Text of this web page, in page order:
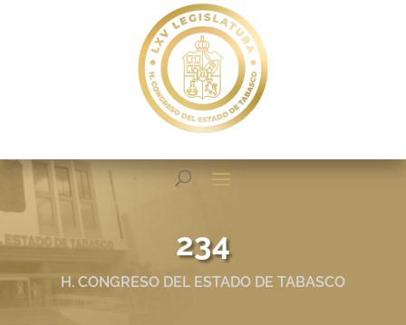
234
H. CONGRESO DEL ESTADO DE TABASCO